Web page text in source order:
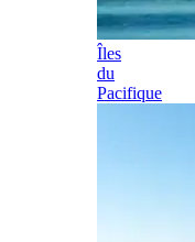
Îles
du
Pacifique